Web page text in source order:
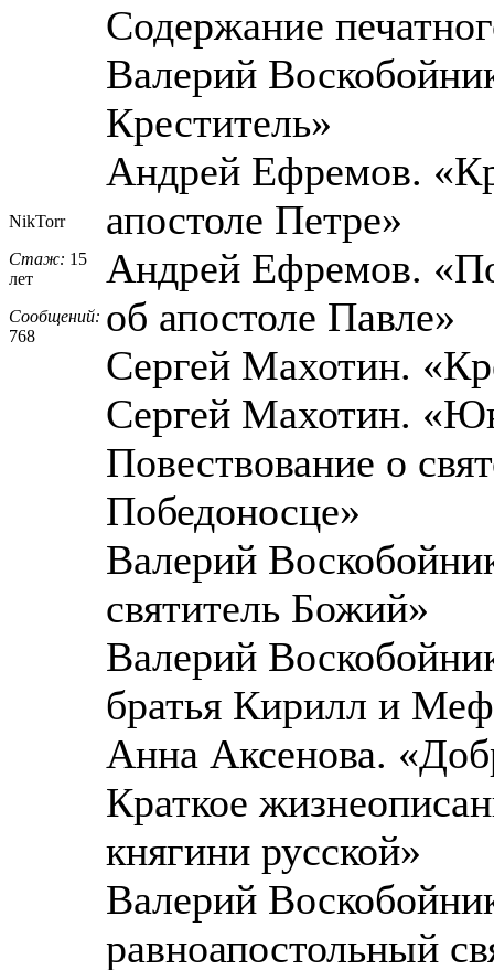
NikTorr
Стаж: 15
лет
Сообщений:
768
Содержание
Валерий
Креститель»
Андрей Ефремов.
апостоле Петре»
Андрей Ефремов.
об апостоле Павле»
Сергей Махотин.
Сергей Махотин.
Повествование о
Победоносце»
Валерий
святитель Божий»
Валерий
братья Кирилл и
Анна Аксенова.
Краткое
княгини русской»
Валерий
равноапостольный